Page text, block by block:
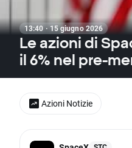
13:40 · 15 giugno 2026
Le azioni di
il 6% nel pre-
Azioni Notizie